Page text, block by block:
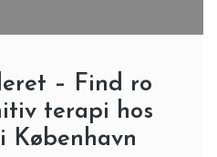
– Find ro
terapi hos
København